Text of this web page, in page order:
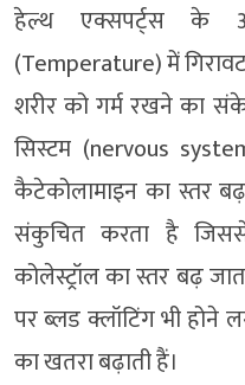
हेल्थ एक्सपर्ट्स के
(Temperature) में
शरीर को गर्म रखने का
सिस्टम (nervous
कैटेकोलामाइन का स्तर
संकुचित करता है
कोलेस्ट्रॉल का स्तर बढ़
पर ब्लड क्लॉटिंग भी होने
का खतरा बढ़ाती हैं।